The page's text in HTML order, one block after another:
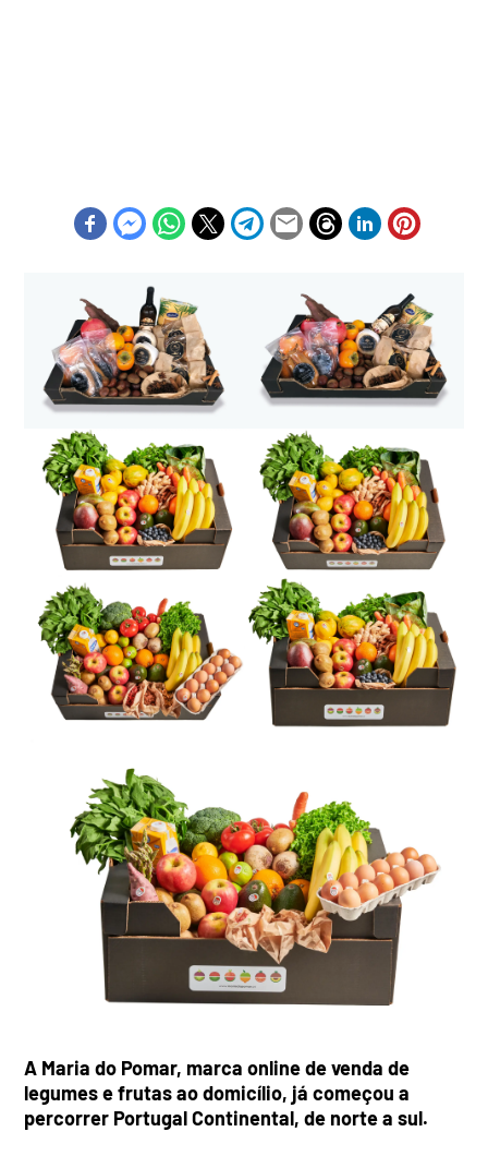
A Maria do Pomar, marca online de venda de
legumes e frutas ao domicílio, já começou a
percorrer Portugal Continental, de norte a sul.